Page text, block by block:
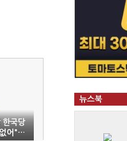
한국당
어"…
뉴스북